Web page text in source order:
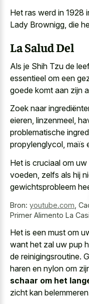
Het ras werd in 1928
Lady Brownigg, die
La Salud Del
Als je Shih Tzu de
essentieel om een
goede komt aan zijn
Zoek naar
eieren, linzenmeel,
problematische
propylenglycol, maïs
Het is cruciaal om
voeden, zelfs als hij
gewichtsprobleem
Bron: youtube.com
Primer Alimento La
Het is een must om
want het zal uw pup
de reinigingsroutine.
haren en nylon om
schaar om het
zicht kan